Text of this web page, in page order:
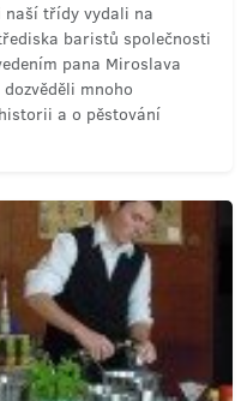
naší třídy vydali na
baristů společnosti
pana Miroslava
mnoho
a o pěstování